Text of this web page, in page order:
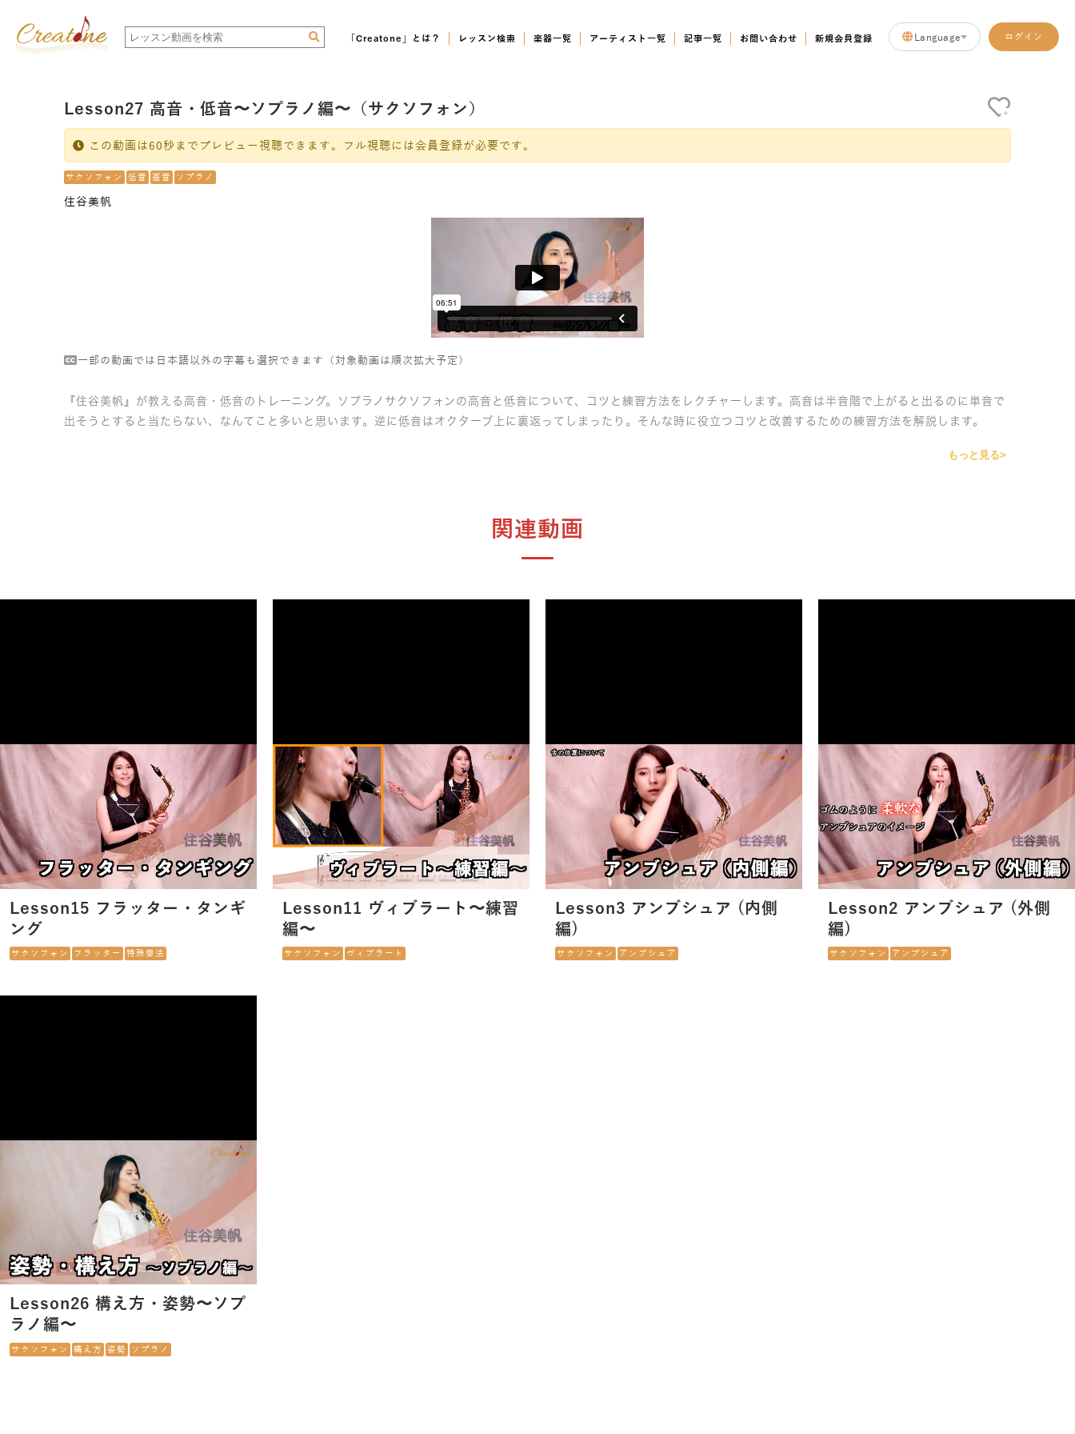
「Creatone」とは？ レッスン検索 楽器一覧 アーティスト一覧 記事一覧 お問い合わせ 新規会員登録 Language ログイン
Lesson27 高音・低音〜ソプラノ編〜（サクソフォン）
この動画は60秒までプレビュー視聴できます。フル視聴には会員登録が必要です。
サクソフォン 低音 高音 ソプラノ
住谷美帆
+
一部の動画では日本語以外の字幕も選択できます（対象動画は順次拡大予定）
『住谷美帆』が教える高音・低音のトレーニング。ソプラノサクソフォンの高音と低音について、コツと練習方法をレクチャーします。高音は半音階で上がると出るのに単音で
出そうとすると当たらない、なんてこと多いと思います。逆に低音はオクターブ上に裏返ってしまったり。そんな時に役立つコツと改善するための練習方法を解説します。
もっと見る>
関連動画
Lesson15 フラッター・タンギ
ング
サクソフォン フラッター 特殊奏法
Lesson11 ヴィブラート〜練習
編〜
サクソフォン ヴィブラート
Lesson3 アンブシュア (内側
編)
サクソフォン アンブシュア
Lesson2 アンブシュア (外側
編)
サクソフォン アンブシュア
Lesson26 構え方・姿勢〜ソプ
ラノ編〜
サクソフォン 構え方 姿勢 ソプラノ